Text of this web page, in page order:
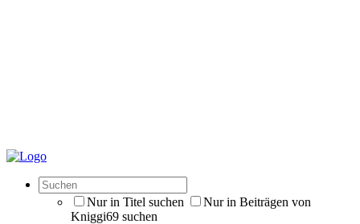
Nur in Titel suchen
Nur in Beiträgen von
Kniggi69 suchen